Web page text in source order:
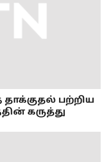
பற்றிய
கருத்து